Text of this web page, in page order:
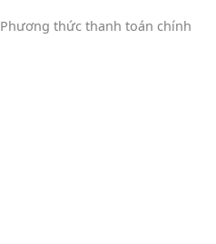
Phương thức thanh toán chính